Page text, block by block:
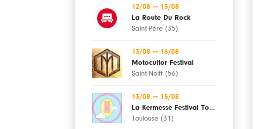
12/08 — 15/08
La Route Du Rock
Saint-Père (35)
13/08 — 16/08
Motocultor Festival
Saint-Nolff (56)
13/08 — 15/08
La Kermesse Festival Toulouse
Toulouse (31)